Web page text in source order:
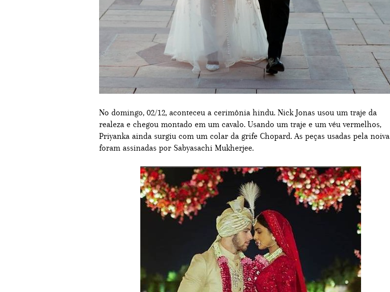
No domingo, 02/12, aconteceu a cerimônia hindu. Nick Jonas usou um traje da
realeza e chegou montado em um cavalo. Usando um traje e um véu vermelhos,
Priyanka ainda surgiu com um colar da grife Chopard. As peças usadas pela noiva
foram assinadas por Sabyasachi Mukherjee.